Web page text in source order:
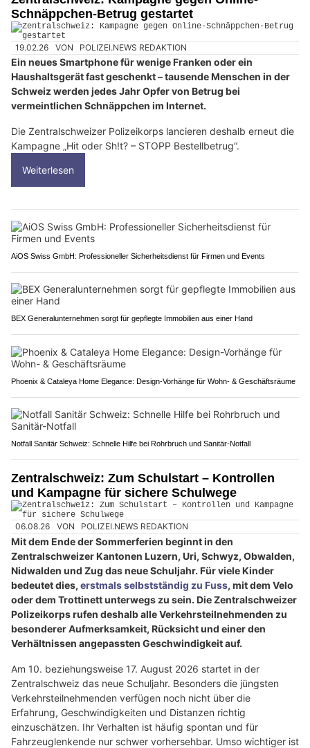
Schnäppchen-Betrug gestartet
19.02.26 VON POLIZEI.NEWS REDAKTION
Ein neues Smartphone für wenige Franken oder ein
Haushaltsgerät fast geschenkt – tausende Menschen in der
Schweiz werden jedes Jahr Opfer von Betrug bei
vermeintlichen Schnäppchen im Internet.
Die Zentralschweizer Polizeikorps lancieren deshalb erneut die
Kampagne „Hit oder Sh!t? – STOPP Bestellbetrug“.
Weiterlesen
AiOS Swiss GmbH: Professioneller Sicherheitsdienst für Firmen und Events
BEX Generalunternehmen sorgt für gepflegte Immobilien aus einer Hand
Phoenix & Cataleya Home Elegance: Design-Vorhänge für Wohn- & Geschäftsräume
Notfall Sanitär Schweiz: Schnelle Hilfe bei Rohrbruch und Sanitär-Notfall
Zentralschweiz: Zum Schulstart – Kontrollen
und Kampagne für sichere Schulwege
06.08.26 VON POLIZEI.NEWS REDAKTION
Mit dem Ende der Sommerferien beginnt in den
Zentralschweizer Kantonen Luzern, Uri, Schwyz, Obwalden,
Nidwalden und Zug das neue Schuljahr. Für viele Kinder
bedeutet dies, erstmals selbstständig zu Fuss, mit dem Velo
oder dem Trottinett unterwegs zu sein. Die Zentralschweizer
Polizeikorps rufen deshalb alle Verkehrsteilnehmenden zu
besonderer Aufmerksamkeit, Rücksicht und einer den
Verhältnissen angepassten Geschwindigkeit auf.
Am 10. beziehungsweise 17. August 2026 startet in der
Zentralschweiz das neue Schuljahr. Besonders die jüngsten
Verkehrsteilnehmenden verfügen noch nicht über die
Erfahrung, Geschwindigkeiten und Distanzen richtig
einzuschätzen. Ihr Verhalten ist häufig spontan und für
Fahrzeuglenkende nur schwer vorhersehbar. Umso wichtiger ist